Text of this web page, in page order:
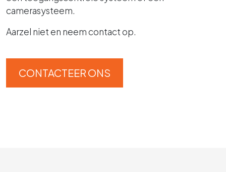
camerasysteem.
Aarzel niet en neem contact op.
CONTACTEER ONS